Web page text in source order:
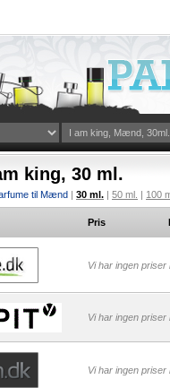
king, 30 ml.
til Mænd | 30 ml. | 50 ml. | 100
Pris
Vi har ingen
Vi har ingen
Vi har ingen